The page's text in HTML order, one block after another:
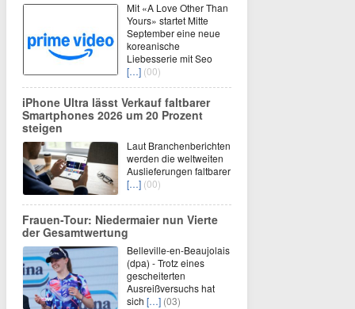
Mit «A Love Other Than
Yours» startet Mitte
September eine neue
koreanische
Liebesserie mit Seo
[…] (00)
iPhone Ultra lässt Verkauf faltbarer
Smartphones 2026 um 20 Prozent
steigen
Laut Branchenberichten
werden die weltweiten
Auslieferungen faltbarer
[…] (00)
Frauen-Tour: Niedermaier nun Vierte
der Gesamtwertung
Belleville-en-Beaujolais
(dpa) - Trotz eines
gescheiterten
Ausreißversuchs hat
sich […] (03)